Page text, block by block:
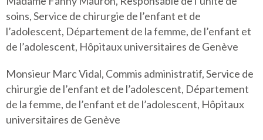
soins, Service de chirurgie de l’enfant et de
l’adolescent, Département de la femme, de l’enfant et
de l’adolescent, Hôpitaux universitaires de Genève
Monsieur Marc Vidal, Commis administratif, Service de
chirurgie de l’enfant et de l’adolescent, Département
de la femme, de l’enfant et de l’adolescent, Hôpitaux
universitaires de Genève